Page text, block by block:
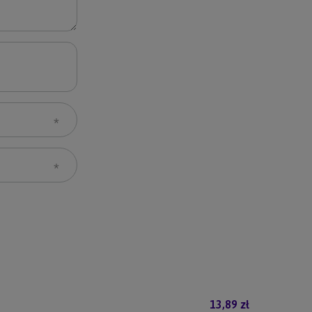
13,89 zł